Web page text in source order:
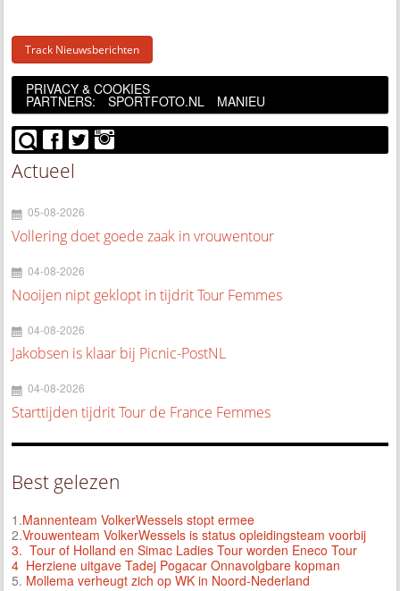
Track Nieuwsberichten
PRIVACY & COOKIES
PARTNERS: SPORTFOTO.NL MANIEU
Actueel
05-08-2026
Vollering doet goede zaak in vrouwentour
04-08-2026
Nooijen nipt geklopt in tijdrit Tour Femmes
04-08-2026
Jakobsen is klaar bij Picnic-PostNL
04-08-2026
Starttijden tijdrit Tour de France Femmes
Best gelezen
1.Mannenteam VolkerWessels stopt ermee
2.Vrouwenteam VolkerWessels is status opleidingsteam voorbij
3. Tour of Holland en Simac Ladies Tour worden Eneco Tour
4 Herziene uitgave Tadej Pogacar Onnavolgbare kopman
5. Mollema verheugt zich op WK in Noord-Nederland